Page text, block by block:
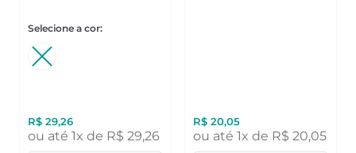
R$ 29,26
ou até 1x de R$ 29,26
R$ 20,05
ou até 1x de R$ 20,05